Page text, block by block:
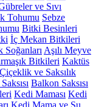
ve Sıvı
Tohumu Sebze
Bitki Besinleri
İç Mekan Bitkileri
Soğanları Aşılı Meyve
Bitkileri Kaktüs
Çiçeklik ve Saksılık
Balkon Saksısı
Kedi Maması Kedi
Kedi Mama ve Su